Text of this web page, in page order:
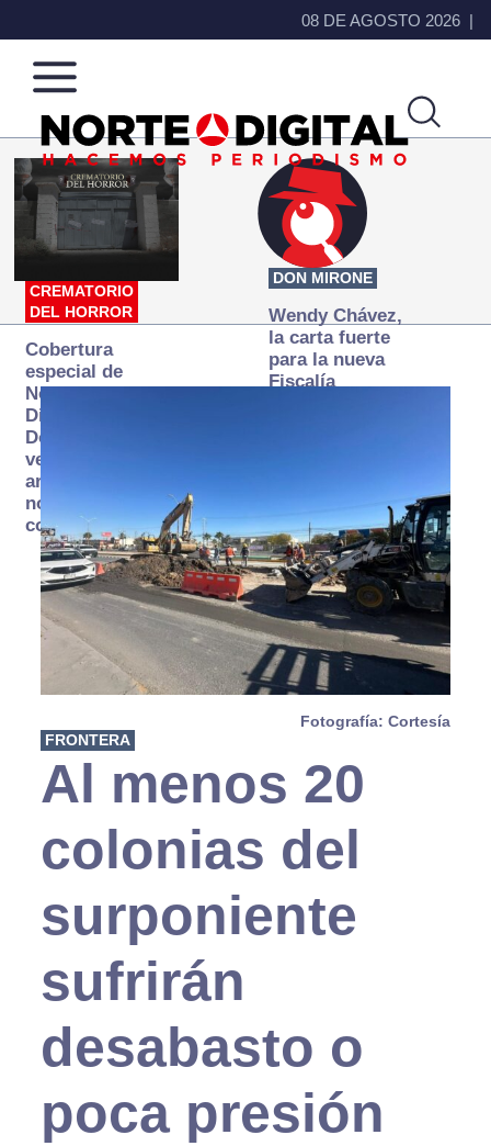
08 DE AGOSTO 2026
Norte
de
Ciudad
Más
que
noticias,
hacemos periodismo
CREMATORIO
DEL HORROR
Cobertura
especial de
Norte
Digital:
Donde la
verdad
arde… pero
no se
consume
DON MIRONE
Wendy Chávez,
la carta fuerte
para la nueva
Fiscalía
Fotografía: Cortesía
FRONTERA
Al menos 20
colonias del
surponiente
sufrirán
desabasto o
poca presión